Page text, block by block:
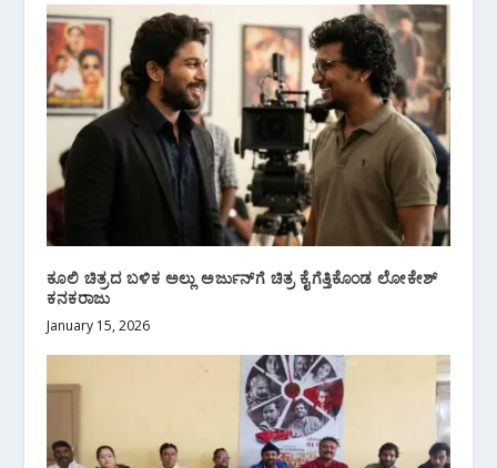
ಕೂಲಿ ಚಿತ್ರದ ಬಳಿಕ ಅಲ್ಲು ಅರ್ಜುನ್‍ಗೆ ಚಿತ್ರ ಕೈಗೆತ್ತಿಕೊಂಡ ಲೋಕೇಶ್
ಕನಕರಾಜು
January 15, 2026